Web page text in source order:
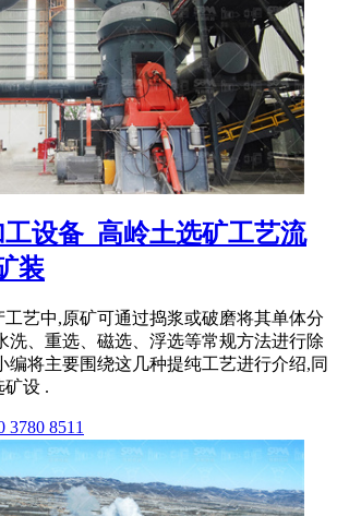
设备_高岭土选矿工艺流
装
艺中,原矿可通过捣浆或破磨将其单体分
洗、重选、磁选、浮选等常规方法进行除
编将主要围绕这几种提纯工艺进行介绍,同
矿设 .
3780 8511